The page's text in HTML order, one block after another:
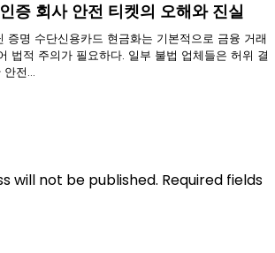
증 회사 안전 티켓의 오해와 진실
증명 수단신용카드 현금화는 기본적으로 금융 거래
법적 주의가 필요하다. 일부 불법 업체들은 허위 결
안전…
will not be published. Required fields